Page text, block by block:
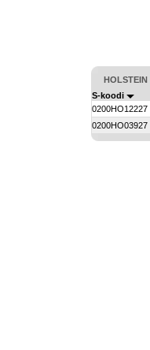
S-koodi
0200HO12227
0200HO03927